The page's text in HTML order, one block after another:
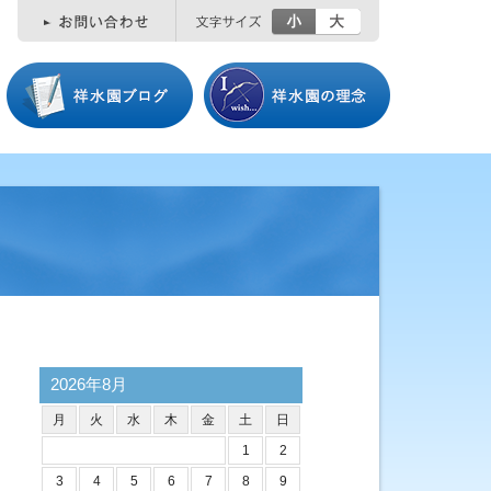
小
2026年8月
月 火 水 木 金 土
日
1
2
3
4 5 6 7 8 9